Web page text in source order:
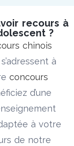
recours à
?
chinois
à
concours
d’une
à votre
de notre